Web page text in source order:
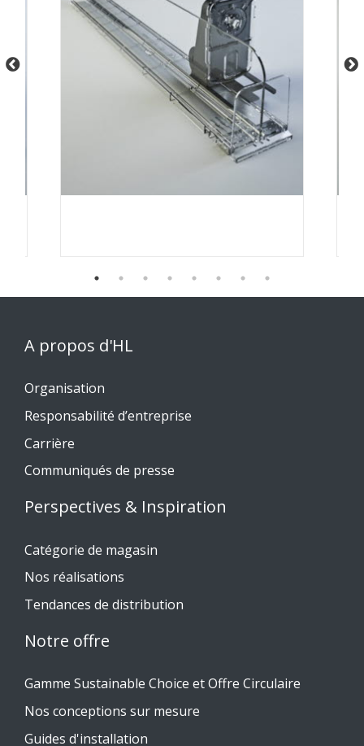
A propos d'HL
Organisation
Responsabilité d’entreprise
Carrière
Communiqués de presse
Perspectives & Inspiration
Catégorie de magasin
Nos réalisations
Tendances de distribution
Notre offre
Gamme Sustainable Choice et Offre Circulaire
Nos conceptions sur mesure
Guides d'installation